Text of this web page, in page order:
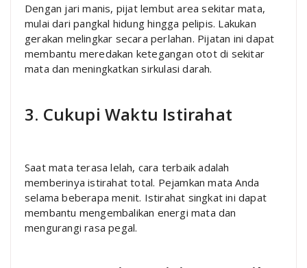
Dengan jari manis, pijat lembut area sekitar mata,
mulai dari pangkal hidung hingga pelipis. Lakukan
gerakan melingkar secara perlahan. Pijatan ini dapat
membantu meredakan ketegangan otot di sekitar
mata dan meningkatkan sirkulasi darah.
3. Cukupi Waktu Istirahat
Saat mata terasa lelah, cara terbaik adalah
memberinya istirahat total. Pejamkan mata Anda
selama beberapa menit. Istirahat singkat ini dapat
membantu mengembalikan energi mata dan
mengurangi rasa pegal.